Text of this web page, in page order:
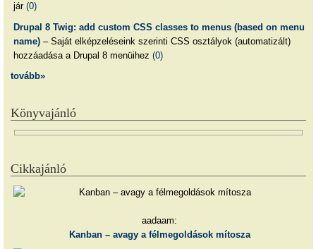
jár (0)
Drupal 8 Twig: add custom CSS classes to menus (based on menu
name)– Saját elképzeléseink szerinti CSS osztályok (automatizált)
hozzáadása a Drupal 8 menüihez (0)
tovább»
Könyvajánló
Cikkajánló
aadaam:
Kanban – avagy a félmegoldások mítosza